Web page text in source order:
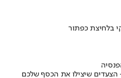
בלחיצת כפתור
שיצילו את הכסף שלכם